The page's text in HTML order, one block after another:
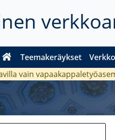
Teemakeräykset
vain